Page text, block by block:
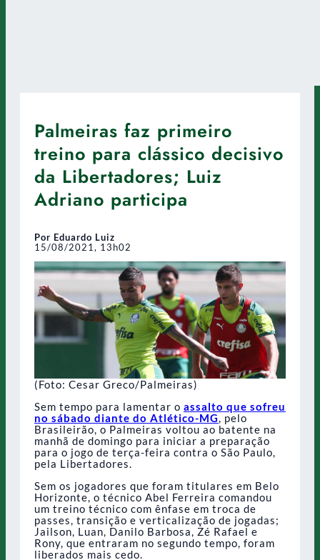
Palmeiras faz primeiro
treino para clássico decisivo
da Libertadores; Luiz
Adriano participa
Por Eduardo Luiz
15/08/2021, 13h02
(Foto: Cesar Greco/Palmeiras)
Sem tempo para lamentar o assalto que sofreu
no sábado diante do Atlético-MG, pelo
Brasileirão, o Palmeiras voltou ao batente na
manhã de domingo para iniciar a preparação
para o jogo de terça-feira contra o São Paulo,
pela Libertadores.
Sem os jogadores que foram titulares em Belo
Horizonte, o técnico Abel Ferreira comandou
um treino técnico com ênfase em troca de
passes, transição e verticalização de jogadas;
Jailson, Luan, Danilo Barbosa, Zé Rafael e
Rony, que entraram no segundo tempo, foram
liberados mais cedo.